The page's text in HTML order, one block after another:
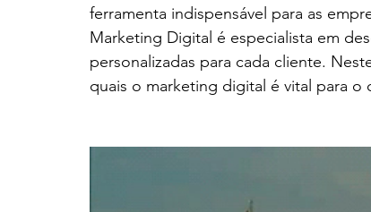
ferramenta indispensável para as
Marketing Digital é especialista em
personalizadas para cada cliente.
quais o marketing digital é vital para